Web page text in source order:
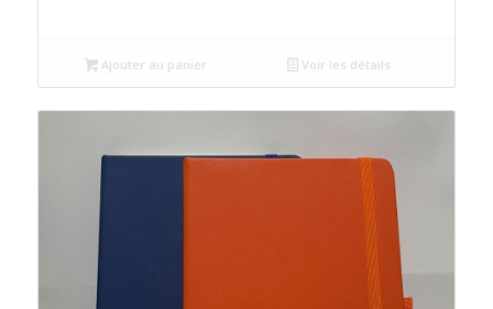
Ajouter au panier Voir les détails